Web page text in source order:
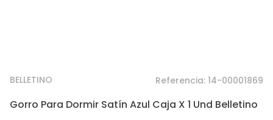
BELLETINO Referencia: 14-00001869
Gorro Para Dormir Satín Azul Caja X 1 Und Belletino